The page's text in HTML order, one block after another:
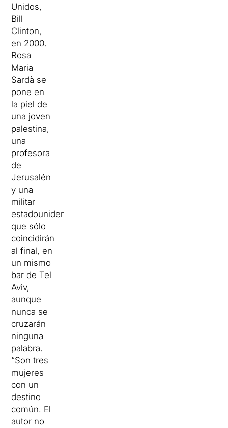
Unidos,
Bill
Clinton,
en 2000.
Rosa
Maria
Sardà se
pone en
la piel de
una joven
palestina,
una
profesora
de
Jerusalén
y una
militar
estadounidense
que sólo
coincidirán
al final, en
un mismo
bar de Tel
Aviv,
aunque
nunca se
cruzarán
ninguna
palabra.
“Son tres
mujeres
con un
destino
común. El
autor no